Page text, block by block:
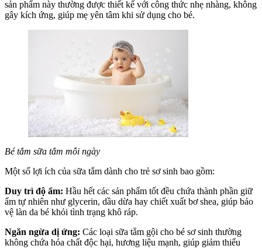
sản phẩm này thường được thiết kế với công thức nhẹ nhàng, không
gây kích ứng, giúp mẹ yên tâm khi sử dụng cho bé.
Bé tắm sữa tắm mỗi ngày
Một số lợi ích của sữa tắm dành cho trẻ sơ sinh bao gồm:
Duy trì độ ẩm: Hầu hết các sản phẩm tốt đều chứa thành phần giữ
ẩm tự nhiên như glycerin, dầu dừa hay chiết xuất bơ shea, giúp bảo
vệ làn da bé khỏi tình trạng khô ráp.
Ngăn ngừa dị ứng: Các loại sữa tắm gội cho bé sơ sinh thường
không chứa hóa chất độc hại, hương liệu mạnh, giúp giảm thiểu